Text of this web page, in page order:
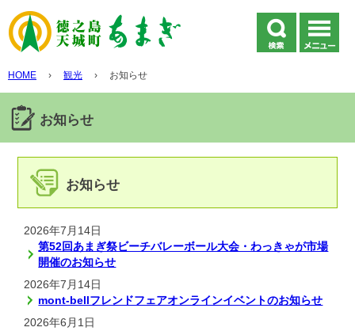
HOME › 観光 › お知らせ
お知らせ
お知らせ
2026年7月14日
第52回あまぎ祭ビーチバレーボール大会・わっきゃが市場
開催のお知らせ
2026年7月14日
mont-bellフレンドフェアオンラインイベントのお知らせ
2026年6月1日